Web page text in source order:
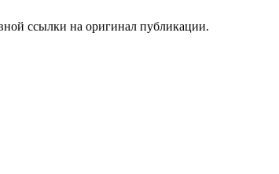
ссылки на оригинал публикации.